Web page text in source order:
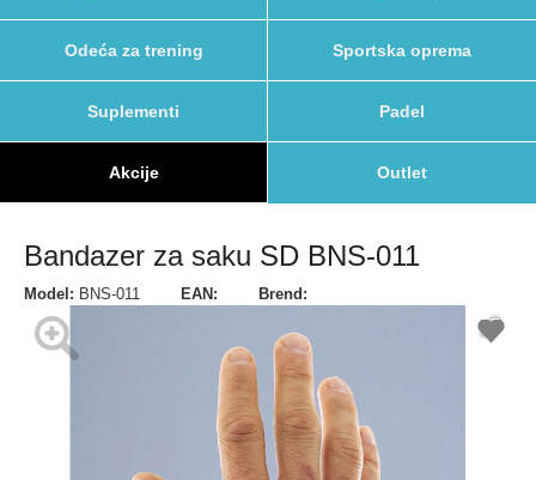
Odeća za trening Sportska oprema
Suplementi Padel
Akcije Outlet
Bandazer za saku SD BNS-011
Model: BNS-011 EAN: Brend: